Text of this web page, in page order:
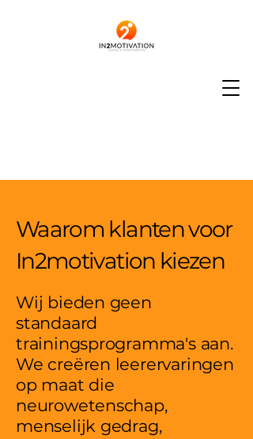
Waarom klanten voor
In2motivation kiezen
Wij bieden geen
standaard
trainingsprogramma's aan.
We creëren leerervaringen
op maat die
neurowetenschap,
menselijk gedrag,